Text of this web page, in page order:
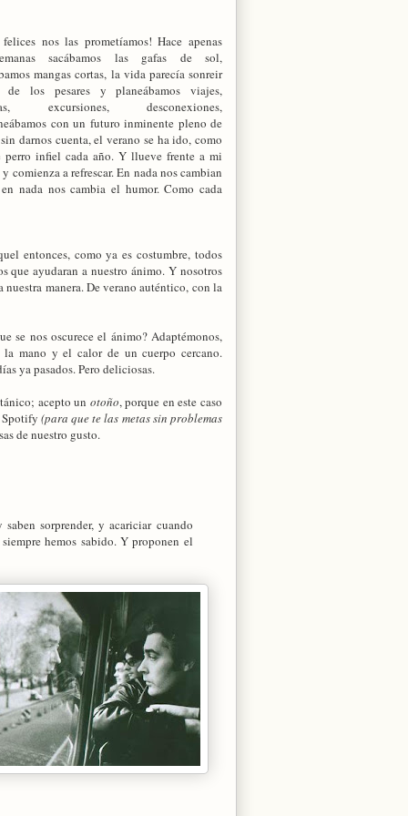
nos las prometíamos! Hace apenas
sacábamos las gafas de sol,
mangas cortas, la vida parecía sonreir
de los pesares y planeábamos viajes,
excursiones, desconexiones,
con un futuro inminente pleno de
darnos cuenta, el verano se ha ido, como
perro infiel cada año. Y llueve frente a mi
comienza a refrescar. En nada nos cambian
nada nos cambia el humor. Como cada
entonces, como ya es costumbre, todos
que ayudaran a nuestro ánimo. Y nosotros
manera. De verano auténtico, con la
se nos oscurece el ánimo? Adaptémonos,
mano y el calor de un cuerpo cercano.
ya pasados. Pero deliciosas.
acepto un otoño, porque en este caso
Spotify (para que te las metas sin problemas
de nuestro gusto.
sorprender, y acariciar cuando
hemos sabido. Y proponen el